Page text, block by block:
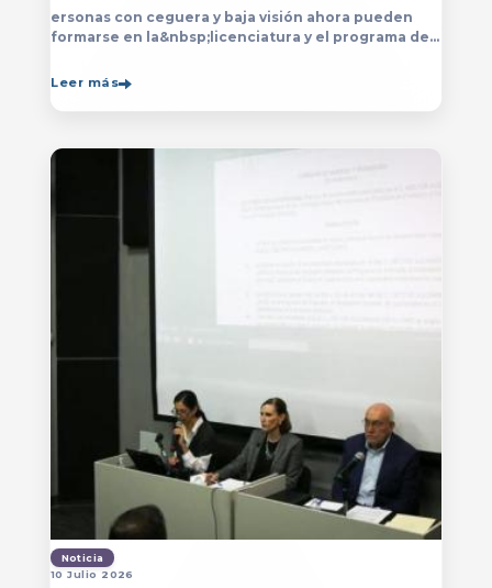
ersonas con ceguera y baja visión ahora pueden
formarse en la&nbsp;licenciatura y el programa de
el&nbsp;
Leer más
Noticia
10 Julio 2026